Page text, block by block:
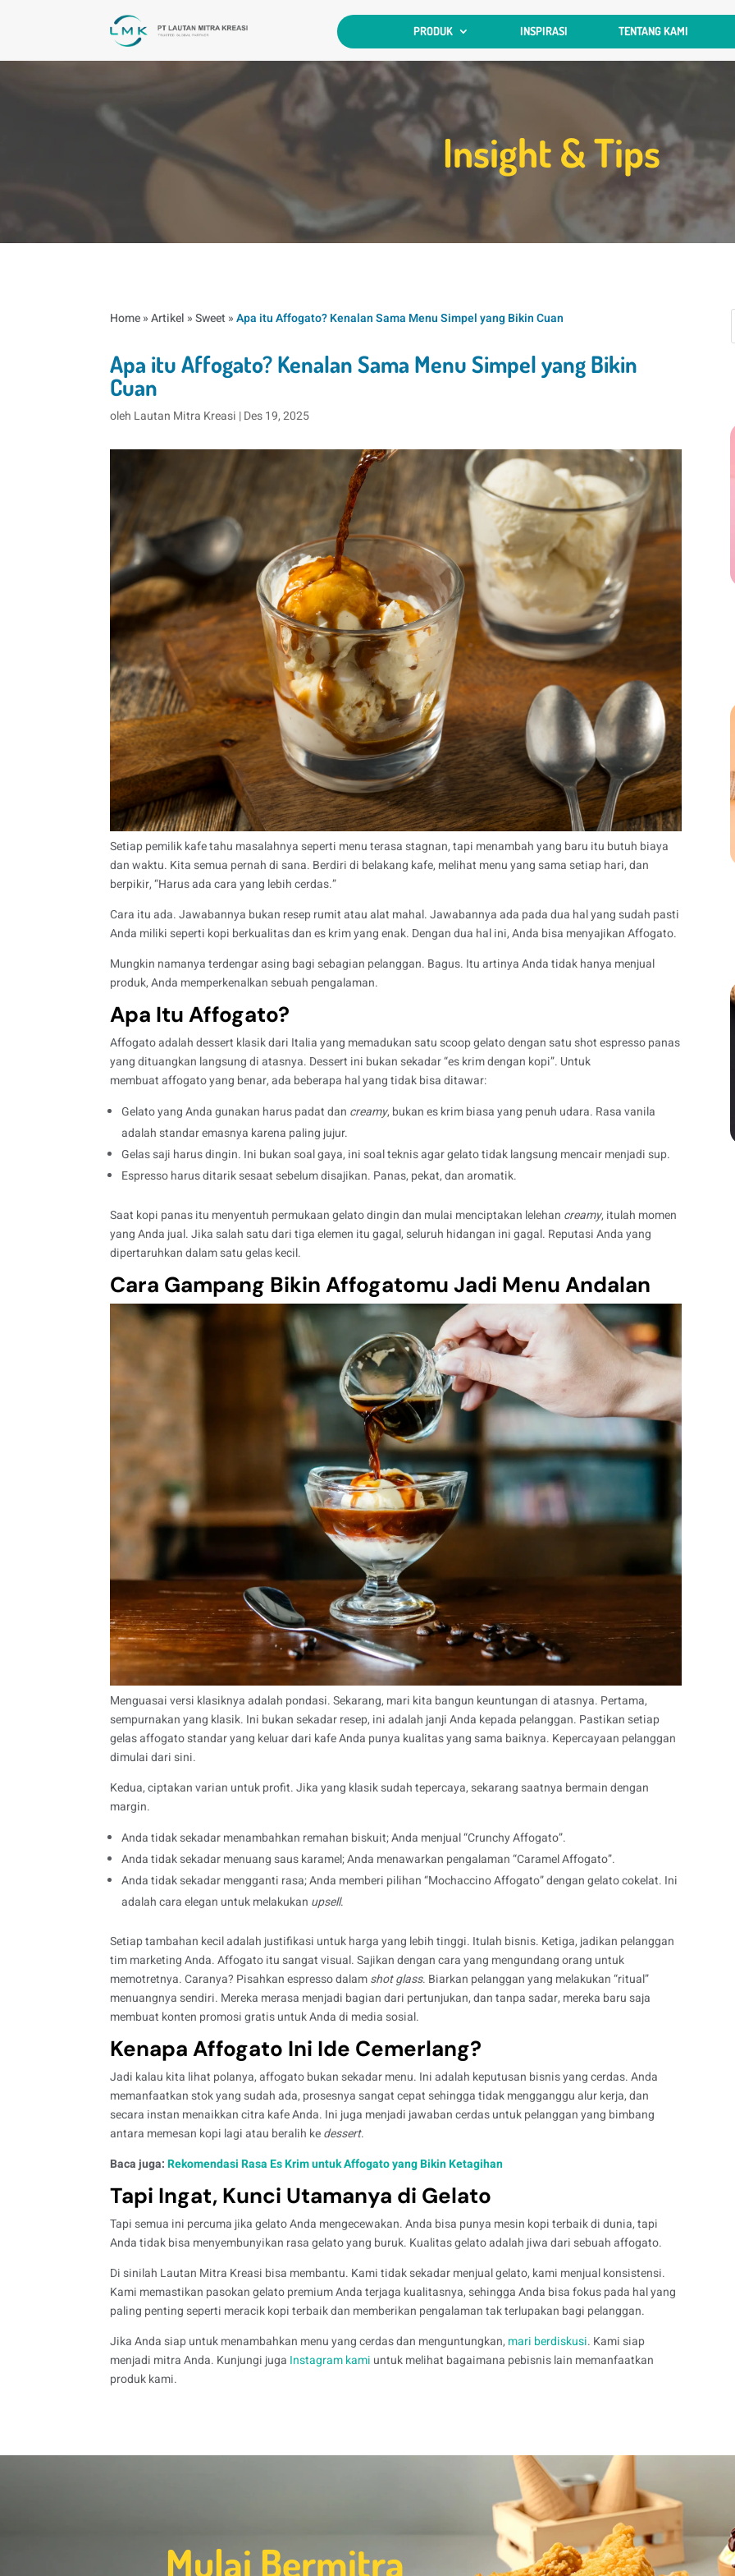
PRODUK INSPIRASI TENTANG KAMI
Insight & Tips
Home»Artikel »Sweet»Apa itu Affogato? Kenalan Sama Menu Simpel yang Bikin Cuan
Apa itu Affogato? Kenalan Sama Menu Simpel yang Bikin
Cuan
oleh Lautan Mitra Kreasi |Des 19, 2025
Setiap pemilik kafe tahu masalahnya seperti menu terasa stagnan, tapi menambah yang baru itu butuh biaya
dan waktu. Kita semua pernah di sana. Berdiri di belakang kafe, melihat menu yang sama setiap hari, dan
berpikir, “Harus ada cara yang lebih cerdas.”
Cara itu ada. Jawabannya bukan resep rumit atau alat mahal. Jawabannya ada pada dua hal yang sudah pasti
Anda miliki seperti kopi berkualitas dan es krim yang enak. Dengan dua hal ini, Anda bisa menyajikan Affogato.
Mungkin namanya terdengar asing bagi sebagian pelanggan. Bagus. Itu artinya Anda tidak hanya menjual
produk, Anda memperkenalkan sebuah pengalaman.
Apa Itu Affogato?
Affogato adalah dessert klasik dari Italia yang memadukan satu scoop gelato dengan satu shot espresso panas
yang dituangkan langsung di atasnya. Dessert ini bukan sekadar “es krim dengan kopi”. Untuk
membuat affogato yang benar, ada beberapa hal yang tidak bisa ditawar:
Gelato yang Anda gunakan harus padat dan creamy, bukan es krim biasa yang penuh udara. Rasa vanila
adalah standar emasnya karena paling jujur.
Gelas saji harus dingin. Ini bukan soal gaya, ini soal teknis agar gelato tidak langsung mencair menjadi sup.
Espresso harus ditarik sesaat sebelum disajikan. Panas, pekat, dan aromatik.
Saat kopi panas itu menyentuh permukaan gelato dingin dan mulai menciptakan lelehan creamy, itulah momen
yang Anda jual. Jika salah satu dari tiga elemen itu gagal, seluruh hidangan ini gagal. Reputasi Anda yang
dipertaruhkan dalam satu gelas kecil.
Cara Gampang Bikin Affogatomu Jadi Menu Andalan
Menguasai versi klasiknya adalah pondasi. Sekarang, mari kita bangun keuntungan di atasnya. Pertama,
sempurnakan yang klasik. Ini bukan sekadar resep, ini adalah janji Anda kepada pelanggan. Pastikan setiap
gelas affogato standar yang keluar dari kafe Anda punya kualitas yang sama baiknya. Kepercayaan pelanggan
dimulai dari sini.
Kedua, ciptakan varian untuk profit. Jika yang klasik sudah tepercaya, sekarang saatnya bermain dengan
margin.
Anda tidak sekadar menambahkan remahan biskuit; Anda menjual “Crunchy Affogato”.
Anda tidak sekadar menuang saus karamel; Anda menawarkan pengalaman “Caramel Affogato”.
Anda tidak sekadar mengganti rasa; Anda memberi pilihan “Mochaccino Affogato” dengan gelato cokelat. Ini
adalah cara elegan untuk melakukan upsell.
Setiap tambahan kecil adalah justifikasi untuk harga yang lebih tinggi. Itulah bisnis. Ketiga, jadikan pelanggan
tim marketing Anda. Affogato itu sangat visual. Sajikan dengan cara yang mengundang orang untuk
memotretnya. Caranya? Pisahkan espresso dalamshot glass. Biarkan pelanggan yang melakukan “ritual”
menuangnya sendiri. Mereka merasa menjadi bagian dari pertunjukan, dan tanpa sadar, mereka baru saja
membuat konten promosi gratis untuk Anda di media sosial.
Kenapa Affogato Ini Ide Cemerlang?
Jadi kalau kita lihat polanya, affogato bukan sekadar menu. Ini adalah keputusan bisnis yang cerdas. Anda
memanfaatkan stok yang sudah ada, prosesnya sangat cepat sehingga tidak mengganggu alur kerja, dan
secara instan menaikkan citra kafe Anda. Ini juga menjadi jawaban cerdas untuk pelanggan yang bimbang
antara memesan kopi lagi atau beralih kedessert.
Baca juga:Rekomendasi Rasa Es Krim untuk Affogato yang Bikin Ketagihan
Tapi Ingat, Kunci Utamanya di Gelato
Tapi semua ini percuma jika gelato Anda mengecewakan. Anda bisa punya mesin kopi terbaik di dunia, tapi
Anda tidak bisa menyembunyikan rasa gelato yang buruk. Kualitas gelato adalah jiwa dari sebuah affogato.
Di sinilah Lautan Mitra Kreasi bisa membantu. Kami tidak sekadar menjual gelato, kami menjual konsistensi.
Kami memastikan pasokan gelato premium Anda terjaga kualitasnya, sehingga Anda bisa fokus pada hal yang
paling penting seperti meracik kopi terbaik dan memberikan pengalaman tak terlupakan bagi pelanggan.
Jika Anda siap untuk menambahkan menu yang cerdas dan menguntungkan, mari berdiskusi. Kami siap
menjadi mitra Anda. Kunjungi juga Instagram kami untuk melihat bagaimana pebisnis lain memanfaatkan
produk kami.
Mulai Bermitra